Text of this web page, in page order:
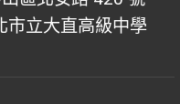
市立大直高級中學